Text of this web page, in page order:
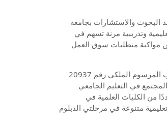
البحوث والاستشارات بجامعة
وتدريبية مرنة تسهم في
مواكبة متطلبات سوق العمل
تنطلق المنصة من رؤية جامعة بيشة التي أُنشئت بموجب المرسوم الملكي رقم 20937
المجتمع في التعليم الجامعي
من الكليات العلمية في
متنوعة في مرحلتي الدبلوم